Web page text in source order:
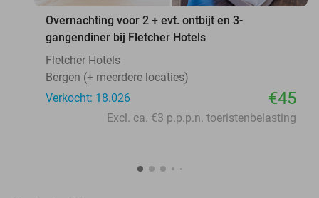
Overnachting voor 2 + evt. ontbijt en 3-
gangendiner bij Fletcher Hotels
Fletcher Hotels
Bergen (+ meerdere locaties)
Verkocht: 18.026
€45
Excl. ca. €3 p.p.p.n. toeristenbelasting